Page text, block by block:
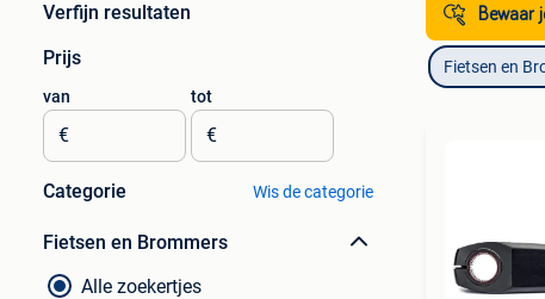
Verfijn resultaten
Prijs
van
€
tot
€
Categorie Wis de categorie
Fietsen en Brommers
Alle zoekertjes
Bewaar
Fietsen en